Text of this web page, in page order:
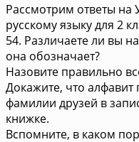
Рассмотрим ответы на
русскому языку для 2
54. Различаете ли вы
она обозначает?
Назовите правильно
Докажите, что
фамилии друзей в
книжке.
Вспомните, в каком